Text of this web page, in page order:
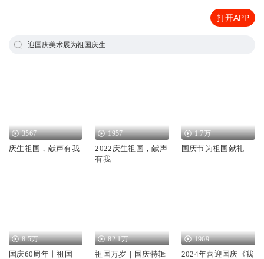
打开APP
迎国庆美术展为祖国庆生
3567
庆生祖国，献声有我
1957
2022庆生祖国，献声
有我
1.7万
国庆节为祖国献礼
8.5万
国庆60周年丨祖国
82.1万
祖国万岁｜国庆特辑
1969
2024年喜迎国庆《我